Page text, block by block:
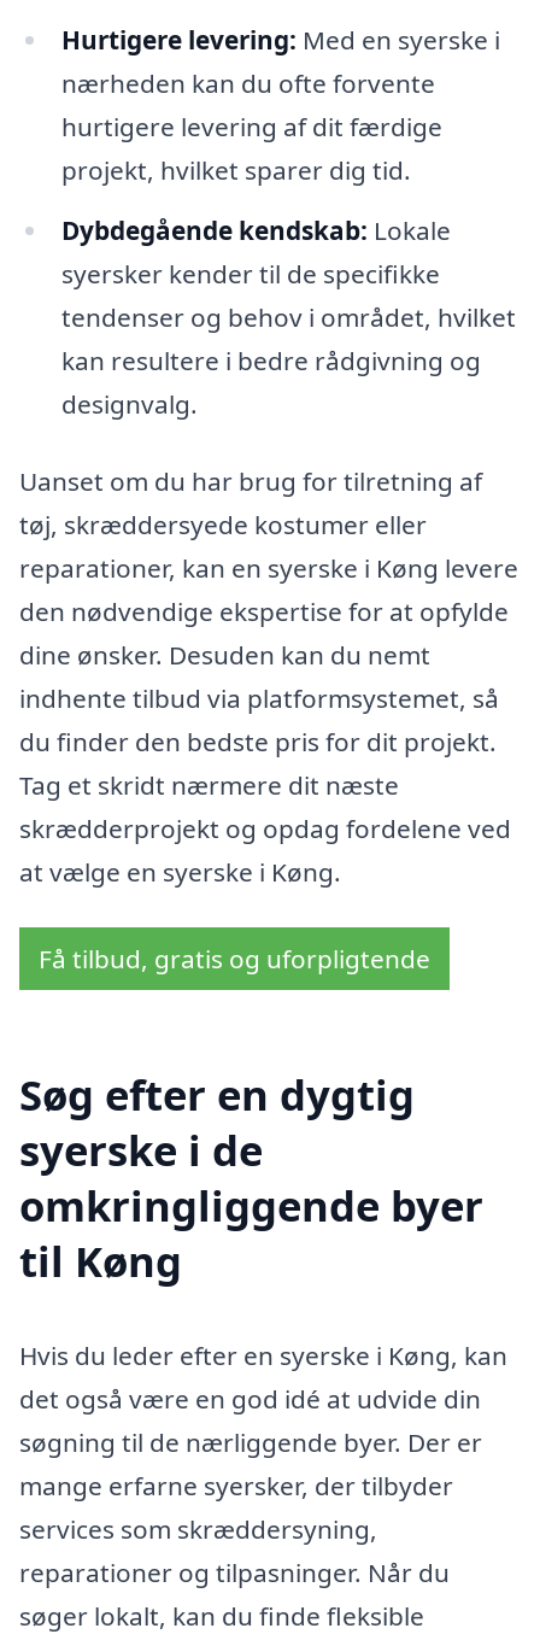
Hurtigere levering: Med en syerske i
nærheden kan du ofte forvente
hurtigere levering af dit færdige
projekt, hvilket sparer dig tid.
Dybdegående kendskab: Lokale
syersker kender til de specifikke
tendenser og behov i området, hvilket
kan resultere i bedre rådgivning og
designvalg.
Uanset om du har brug for tilretning af
tøj, skræddersyede kostumer eller
reparationer, kan en syerske i Køng levere
den nødvendige ekspertise for at opfylde
dine ønsker. Desuden kan du nemt
indhente tilbud via platformsystemet, så
du finder den bedste pris for dit projekt.
Tag et skridt nærmere dit næste
skrædderprojekt og opdag fordelene ved
at vælge en syerske i Køng.
Få tilbud, gratis og uforpligtende
Søg efter en dygtig
syerske i de
omkringliggende byer
til Køng
Hvis du leder efter en syerske i Køng, kan
det også være en god idé at udvide din
søgning til de nærliggende byer. Der er
mange erfarne syersker, der tilbyder
services som skræddersyning,
reparationer og tilpasninger. Når du
søger lokalt, kan du finde fleksible